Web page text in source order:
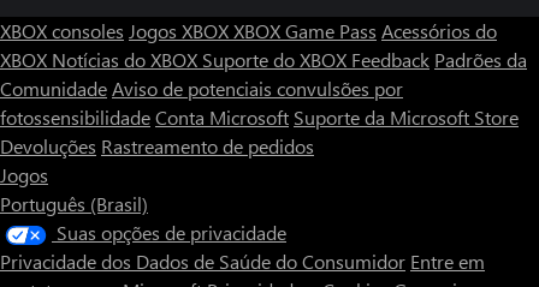
XBOX consoles Jogos XBOXXBOX Game Pass Acessórios do
XBOX Notícias do XBOX Suporte do XBOX Feedback Padrões da
ComunidadeAviso de potenciais convulsões por
fotossensibilidadeConta Microsoft Suporte da Microsoft Store
Devoluções Rastreamento de pedidos
Jogos
Português (Brasil)
Suas opções de privacidade
Privacidade dos Dados de Saúde do Consumidor Entre em